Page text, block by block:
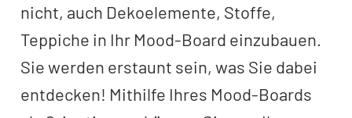
nicht, auch Dekoelemente, Stoffe,
Teppiche in Ihr Mood-Board einzubauen.
Sie werden erstaunt sein, was Sie dabei
entdecken! Mithilfe Ihres Mood-Boards